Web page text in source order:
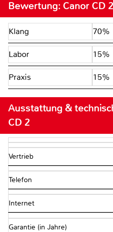
Bewertung: Canor CD 2
Klang 70%
Labor 15%
Praxis 15%
Ausstattung &
CD 2
Vertrieb
Telefon
Internet
Garantie (in Jahre)